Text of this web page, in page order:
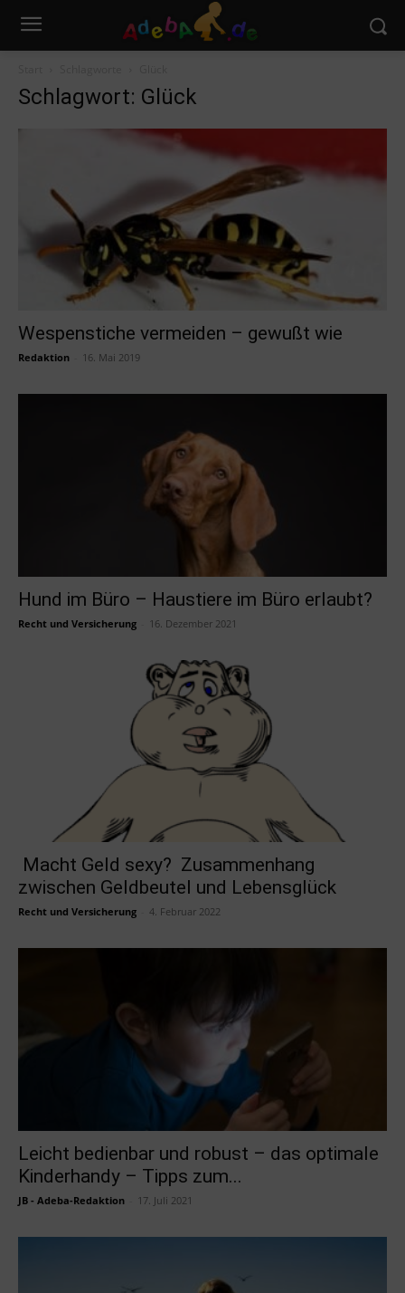
Schlagwort: Glück
Wespenstiche vermeiden – gewußt wie
Redaktion 16. Mai 2019
Hund im Büro – Haustiere im Büro erlaubt?
Recht und Versicherung 16. Dezember 2021
Macht Geld sexy? Zusammenhang
zwischen Geldbeutel und Lebensglück
Recht und Versicherung 4. Februar 2022
Leicht bedienbar und robust – das optimale
Kinderhandy – Tipps zum...
JB - Adeba-Redaktion 17. Juli 2021